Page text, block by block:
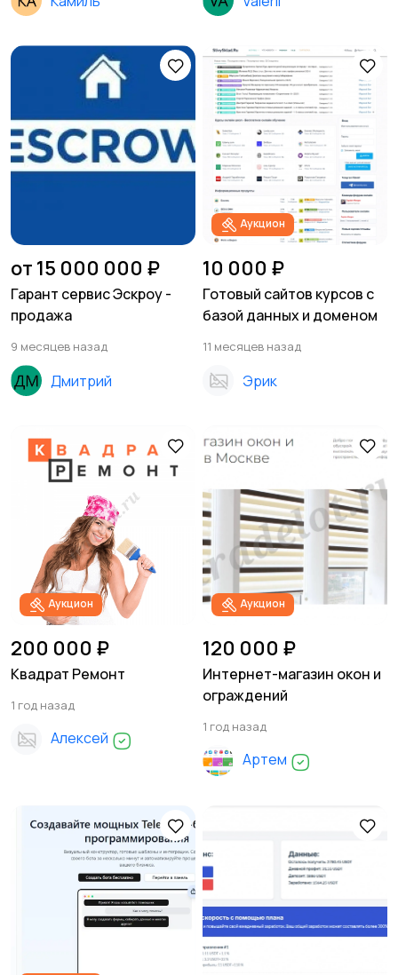
от 15 000 000 ₽
Гарант сервис Эскроу -
продажа
9 месяцев назад
Дмитрий
Аукцион
10 000 ₽
Готовый сайтов курсов с
базой данных и доменом
11 месяцев назад
Эрик
Аукцион
200 000 ₽
Квадрат Ремонт
1 год назад
Алексей
Аукцион
120 000 ₽
Интернет-магазин окон и
ограждений
1 год назад
Артем